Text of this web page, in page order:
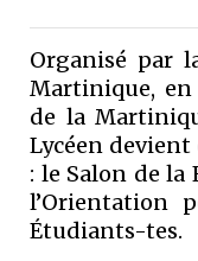
Organisé par
Martinique, en
de la
Lycéen devient
: le Salon de la
l’Orientation
Étudiants-tes.